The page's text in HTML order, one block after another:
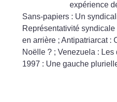
expérience
Sans-papiers : Un
Représentativité
en arrière ; Antipatriarcat :
Noëlle ? ; Venezuela :
1997 : Une gauche